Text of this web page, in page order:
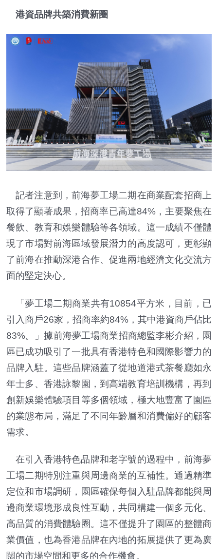
港資品牌共築消費新圈
記者注意到，前海夢工場二期在商業配套招商上
取得了顯著成果，招商率已高達84%，主要聚焦在
餐飲、教育和娛樂體驗等各領域。這一成績不僅體
現了市場對前海區域發展潛力的高度認可，更彰顯
了前海在推動深港合作、促進兩地經濟文化交流方
面的堅定決心。
「夢工場二期商業共有10854平方米，目前，已
引入商戶26家，招商率約84%，其中港資商戶佔比
83%。」據前海夢工場商業招商總監李彬介紹，園
區已成功吸引了一批具有香港特色和國際影響力的
品牌入駐。這些品牌涵蓋了從地道港式茶餐廳如永
年士多、香港詠黎園，到高端教育培訓機構，再到
創新娛樂體驗項目等多個領域，極大地豐富了園區
的業態布局，滿足了不同年齡層和消費偏好的顧客
需求。
在引入香港特色品牌和老字號的過程中，前海夢
工場二期特別注重與周邊商業的互補性。通過精準
定位和市場調研，園區確保每個入駐品牌都能與周
邊商業環境形成良性互動，共同構建一個多元化、
高品質的消費體驗圈。這不僅提升了園區的整體商
業價值，也為香港品牌在內地的拓展提供了更為廣
闊的市場空間和更多的合作機會。